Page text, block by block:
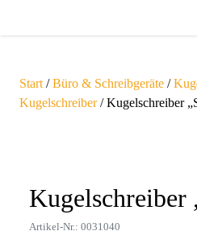
Start /Büro & Schreibgeräte /
Kugelschreiber/ Kugelschreiber
Kugelschreiber
Artikel-Nr.: 0031040